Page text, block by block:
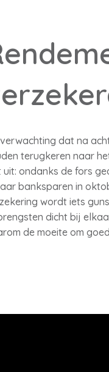
dat na
terugkeren naar
uit: ondanks de fors
banksparen in
wordt iets
dicht bij
de moeite om